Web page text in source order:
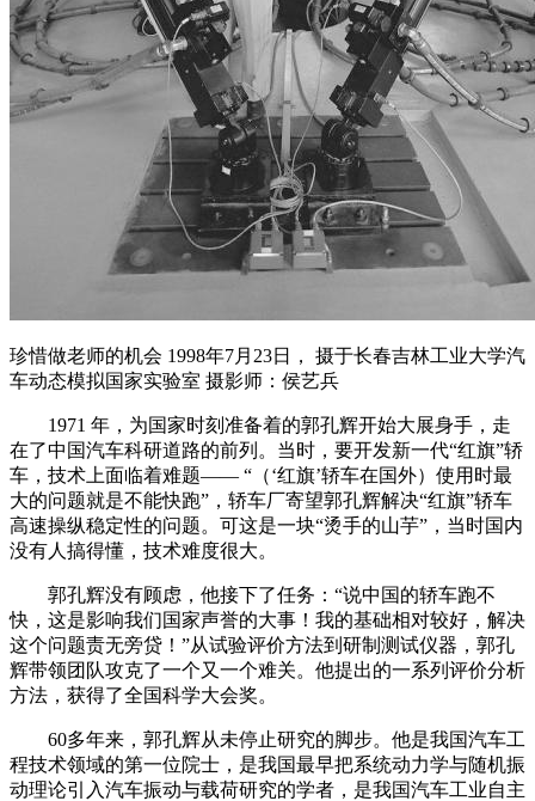
珍惜做老师的机会 1998年7月23日， 摄于长春吉林工业大学汽
车动态模拟国家实验室 摄影师：侯艺兵
1971 年，为国家时刻准备着的郭孔辉开始大展身手，走
在了中国汽车科研道路的前列。当时，要开发新一代“红旗”轿
车，技术上面临着难题—— “（‘红旗’轿车在国外）使用时最
大的问题就是不能快跑”，轿车厂寄望郭孔辉解决“红旗”轿车
高速操纵稳定性的问题。可这是一块“烫手的山芋”，当时国内
没有人搞得懂，技术难度很大。
郭孔辉没有顾虑，他接下了任务：“说中国的轿车跑不
快，这是影响我们国家声誉的大事！我的基础相对较好，解决
这个问题责无旁贷！”从试验评价方法到研制测试仪器，郭孔
辉带领团队攻克了一个又一个难关。他提出的一系列评价分析
方法，获得了全国科学大会奖。
60多年来，郭孔辉从未停止研究的脚步。他是我国汽车工
程技术领域的第一位院士，是我国最早把系统动力学与随机振
动理论引入汽车振动与载荷研究的学者，是我国汽车工业自主